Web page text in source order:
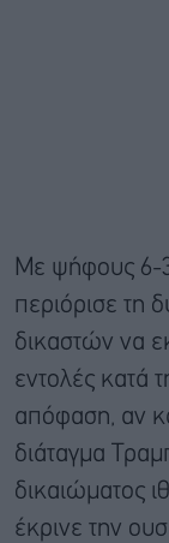
Με ψήφους 6-
περιόρισε τη
δικαστών να
εντολές κατά
απόφαση, αν
διάταγμα
δικαιώματος
έκρινε την